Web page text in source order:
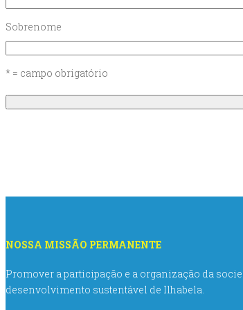
Sobrenome
* = campo obrigatório
NOSSA MISSÃO PERMANENTE
Promover a participação e a organização da
desenvolvimento sustentável de Ilhabela.